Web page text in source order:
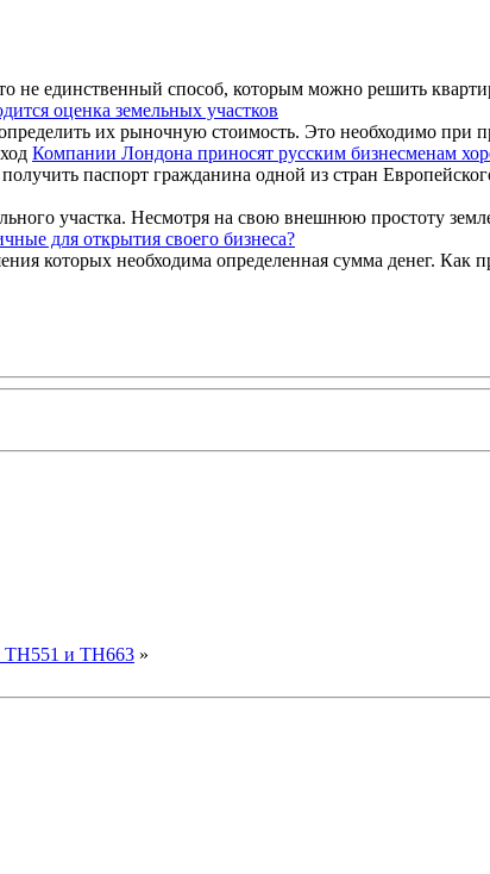
не единственный способ, которым можно решить
оценка земельных участков
их рыночную стоимость. Это необходимо при
Компании Лондона приносят русским бизнесменам
паспорт гражданина одной из стран
участка. Несмотря на свою внешнюю простоту
для открытия своего бизнеса?
которых необходима определенная сумма денег. Как
TH551 и TH663 »